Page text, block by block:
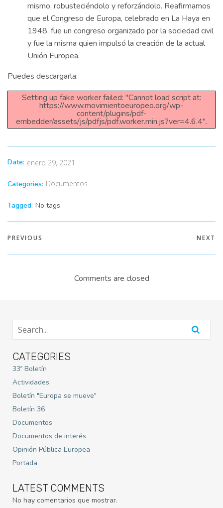
mismo, robusteciéndolo y reforzándolo. Reafirmamos
que el Congreso de Europa, celebrado en La Haya en
1948, fue un congreso organizado por la sociedad civil
y fue la misma quien impulsó la creación de la actual
Unión Europea.
Puedes descargarla:
Setting up fake worker failed: "Cannot load script at:
https://www.movimientoeuropeo.org/wp-
content/plugins/pdf-
embedder/assets/js/pdfjs/pdf.worker.min.js?ver=4.6.4".
Date: enero 29, 2021
Categories: Documentos
Tagged: No tags
PREVIOUS NEXT
Comments are closed
CATEGORIES
33º Boletín
Actividades
Boletín "Europa se mueve"
Boletín 36
Documentos
Documentos de interés
Opinión Pública Europea
Portada
LATEST COMMENTS
No hay comentarios que mostrar.